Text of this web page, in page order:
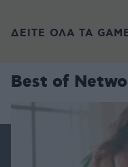
ΔΕΙΤΕ ΟΛΑ ΤΑ
Best of